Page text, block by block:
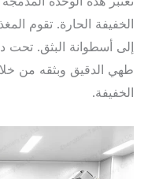
الخفيفة الحارة. تقوم
إلى أسطوانة البثق.
طهي الدقيق وبثقه من
الخفيفة.